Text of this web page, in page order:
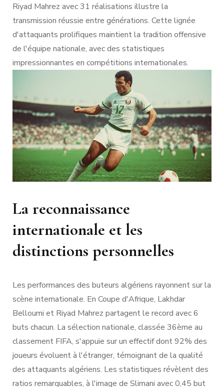
Riyad Mahrez avec 31 réalisations illustre la
transmission réussie entre générations. Cette lignée
d'attaquants prolifiques maintient la tradition offensive
de l'équipe nationale, avec des statistiques
impressionnantes en compétitions internationales.
La reconnaissance
internationale et les
distinctions personnelles
Les performances des buteurs algériens rayonnent sur la
scène internationale. En Coupe d'Afrique, Lakhdar
Belloumi et Riyad Mahrez partagent le record avec 6
buts chacun. La sélection nationale, classée 36ème au
classement FIFA, s'appuie sur un effectif dont 92% des
joueurs évoluent à l'étranger, témoignant de la qualité
des attaquants algériens. Les statistiques révèlent des
ratios remarquables, à l'image de Slimani avec 0,45 but